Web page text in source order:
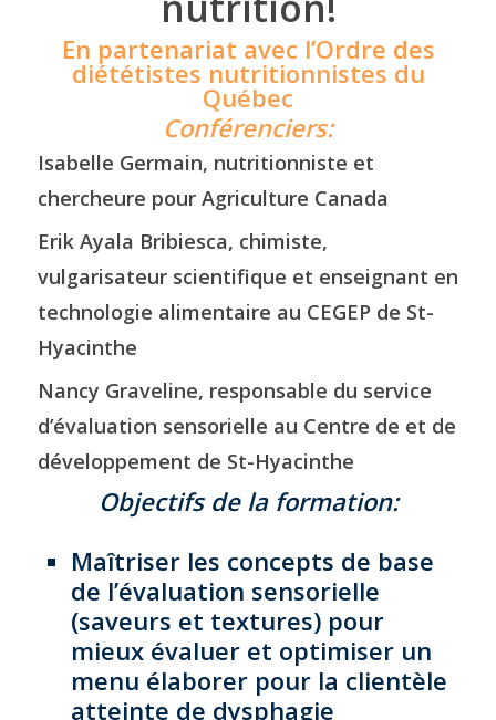
En partenariat avec l’Ordre des
diététistes nutritionnistes du
Québec
Conférenciers:
Isabelle Germain, nutritionniste et
chercheure pour Agriculture Canada
Erik Ayala Bribiesca, chimiste,
vulgarisateur scientifique et enseignant en
technologie alimentaire au CEGEP de St-
Hyacinthe
Nancy Graveline, responsable du service
d’évaluation sensorielle au Centre de et de
développement de St-Hyacinthe
Objectifs de la formation:
Maîtriser les concepts de base
de l’évaluation sensorielle
(saveurs et textures) pour
mieux évaluer et optimiser un
menu élaborer pour la clientèle
atteinte de dysphagie